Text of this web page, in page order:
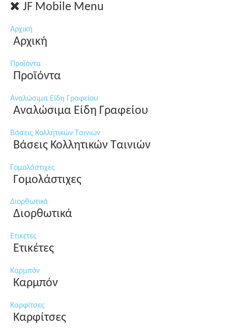
JF Mobile Menu
Αρχική
Αρχική
Προϊόντα
Προϊόντα
Αναλώσιμα Είδη Γραφείου
Αναλώσιμα Είδη Γραφείου
Βάσεις Κολλητικών Ταινιών
Βάσεις Κολλητικών Ταινιών
Γομολάστιχες
Γομολάστιχες
Διορθωτικά
Διορθωτικά
Ετικέτες
Ετικέτες
Καρμπόν
Καρμπόν
Καρφίτσες
Καρφίτσες